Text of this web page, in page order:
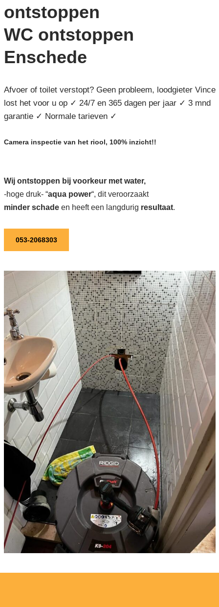
ontstoppen
WC ontstoppen
Enschede
Afvoer of toilet verstopt? Geen probleem, loodgieter Vince
lost het voor u op ✓ 24/7 en 365 dagen per jaar ✓ 3 mnd
garantie ✓ Normale tarieven ✓
Camera inspectie van het riool, 100% inzicht!!
Wij ontstoppen bij voorkeur met water,
-hoge druk- “aqua power“, dit veroorzaakt
minder schadeen heeft een langdurig resultaat.
053-2068303